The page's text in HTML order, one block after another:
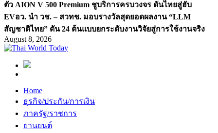
ตัว AION V 500 Premium ชูบริการครบวงจร ดันไทยสู่ฮับ
EVอว. นำ วช. – สวทช. มอบรางวัลสุดยอดผลงาน “LLM
สัญชาติไทย” ดัน 24 ต้นแบบยกระดับงานวิจัยสู่การใช้งานจริง
August 8, 2026
Home
ธุรกิจ/ประกัน/การเงิน
ภาครัฐ/ราชการ
ยานยนต์